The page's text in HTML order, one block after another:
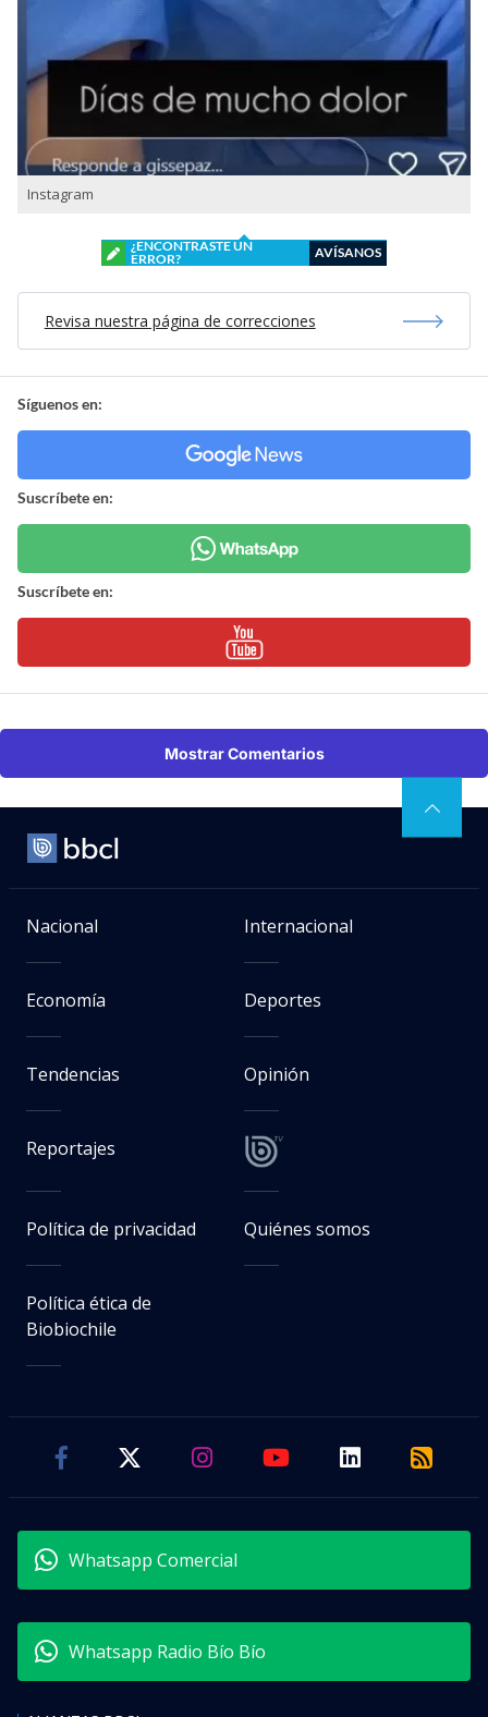
Instagram
¿ENCONTRASTE UN
ERROR?
AVÍSANOS
Revisa nuestra página de correcciones
Síguenos en:
Suscríbete en:
Suscríbete en:
Mostrar Comentarios
Nacional Internacional
Economía Deportes
Tendencias Opinión
Reportajes
Política de privacidad Quiénes somos
Política ética de
Biobiochile
Whatsapp Comercial
Whatsapp Radio Bío Bío